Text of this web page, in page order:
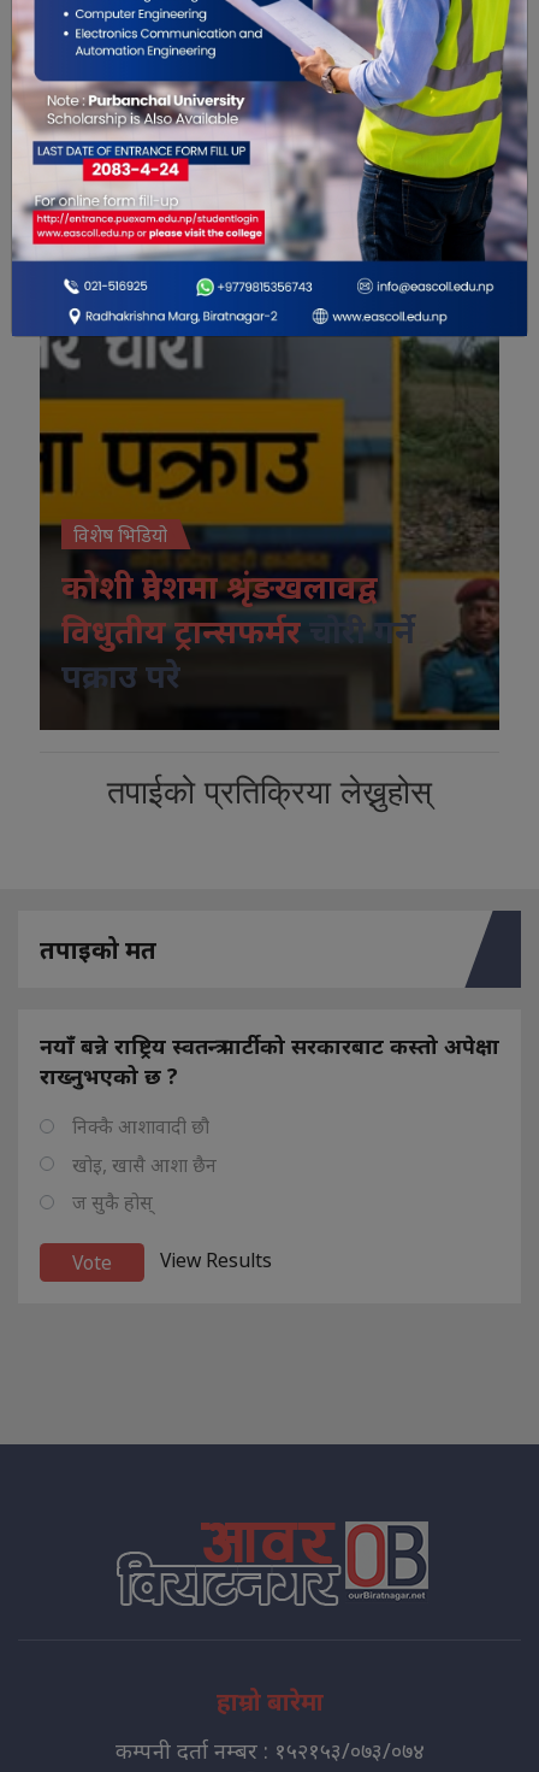
मानव संसाधन विभागको
नयाँ कार्यालय सञ्चालनमा
सेवा सुरु
विशेष भिडियो
विशेष भिडियो
कोशी प्रदेशमा श्रृंङखलावद्व
विधुतीय ट्रान्सफर्मर
चोरी गर्ने
पक्राउ परे
तपाईको प्रतिक्रिया लेख्नुहोस्
तपाइको मत
नयाँ बन्ने राष्ट्रिय स्वतन्त्र पार्टीको सरकारबाट कस्तो अपेक्षा
राख्नुभएको छ ?
निक्कै आशावादी छौ
खोइ, खासै आशा छैन
ज सुकै होस्
View Results
हाम्रो बारेमा
कम्पनी दर्ता नम्बर : १५२१५३/०७३/०७४